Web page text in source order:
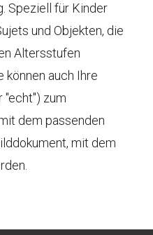
Speziell für Kinder
und Objekten, die
Altersstufen
können auch Ihre
"echt") zum
dem passenden
mit dem